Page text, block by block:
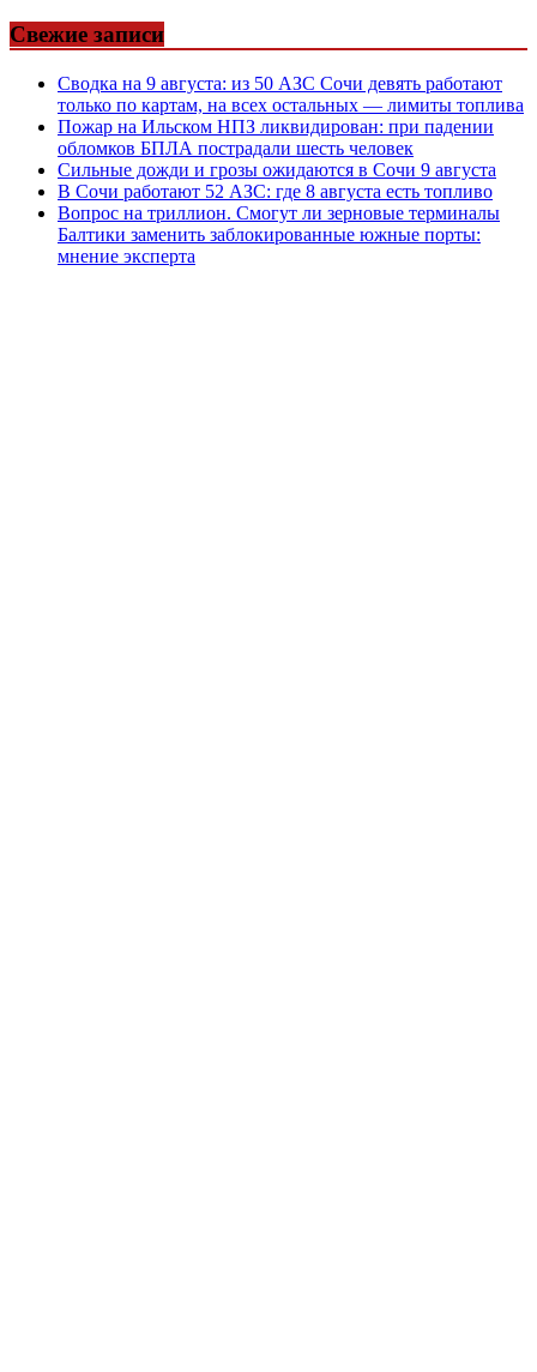
Свежие записи
Сводка на 9 августа: из 50 АЗС Сочи девять работают
только по картам, на всех остальных — лимиты топлива
Пожар на Ильском НПЗ ликвидирован: при падении
обломков БПЛА пострадали шесть человек
Сильные дожди и грозы ожидаются в Сочи 9 августа
В Сочи работают 52 АЗС: где 8 августа есть топливо
Вопрос на триллион. Смогут ли зерновые терминалы
Балтики заменить заблокированные южные порты:
мнение эксперта